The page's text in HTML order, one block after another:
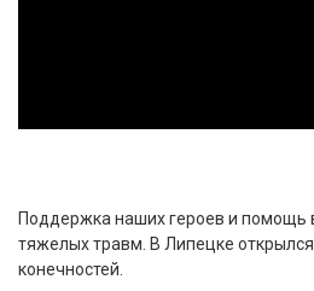
Поддержка наших героев и помощь
тяжелых травм. В Липецке
конечностей.